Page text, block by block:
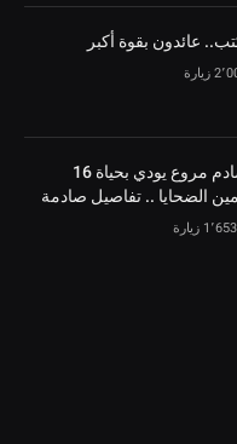
عائدون بقوة أكبر
زيارة
فاجعة في أبين: تصادم مروع يودي بحياة 16
الضحايا .. تفاصيل صادمة
1٬653 زيارة